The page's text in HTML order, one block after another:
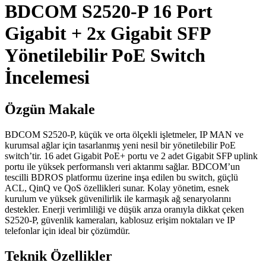
BDCOM S2520-P 16 Port
Gigabit + 2x Gigabit SFP
Yönetilebilir PoE Switch
İncelemesi
Özgün Makale
BDCOM S2520-P, küçük ve orta ölçekli işletmeler, IP MAN ve
kurumsal ağlar için tasarlanmış yeni nesil bir yönetilebilir PoE
switch’tir. 16 adet Gigabit PoE+ portu ve 2 adet Gigabit SFP uplink
portu ile yüksek performanslı veri aktarımı sağlar. BDCOM’un
tescilli BDROS platformu üzerine inşa edilen bu switch, güçlü
ACL, QinQ ve QoS özellikleri sunar. Kolay yönetim, esnek
kurulum ve yüksek güvenilirlik ile karmaşık ağ senaryolarını
destekler. Enerji verimliliği ve düşük arıza oranıyla dikkat çeken
S2520-P, güvenlik kameraları, kablosuz erişim noktaları ve IP
telefonlar için ideal bir çözümdür.
Teknik Özellikler